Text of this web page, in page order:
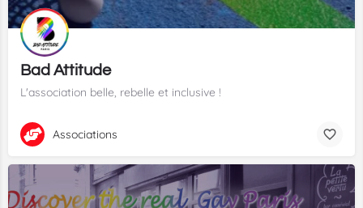
Bad Attitude
L'association belle, rebelle et inclusive !
Associations